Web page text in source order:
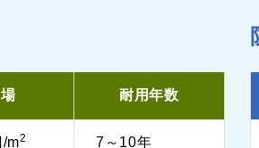
耐用年数
/m2 7～10年